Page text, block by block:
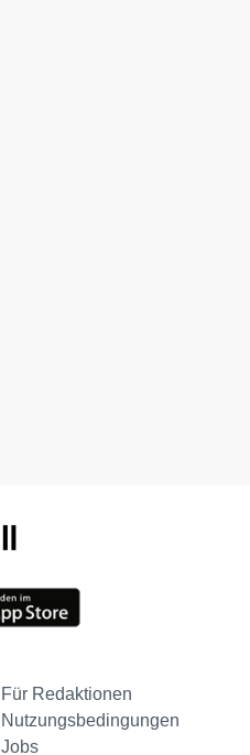
Für Redaktionen
Nutzungsbedingungen
Jobs